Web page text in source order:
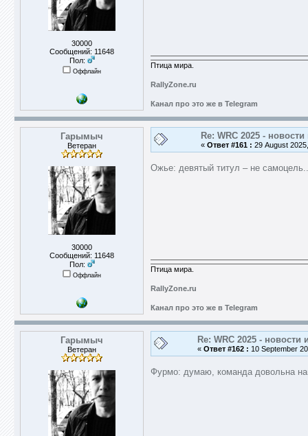
30000
Сообщений: 11648
Пол:
Оффлайн
Птица мира.
RallyZone.ru
Канал про это же в Telegram
Гарымыч
Ветеран
30000
Сообщений: 11648
Пол:
Оффлайн
Re: WRC 2025 -
« Ответ #161 : 29 August
Ожье: девятый титул – не
Птица мира.
RallyZone.ru
Канал про это же в Telegram
Гарымыч
Ветеран
Re: WRC 2025 - новости
« Ответ #162 : 10 September
Фурмо: думаю, команда довольна